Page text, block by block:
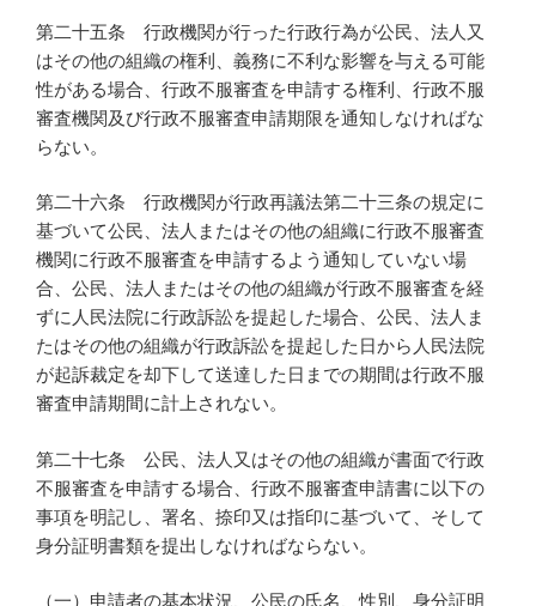
第二十五条 行政機関が行った行政行為が公民、法人又
はその他の組織の権利、義務に不利な影響を与える可能
性がある場合、行政不服審査を申請する権利、行政不服
審査機関及び行政不服審査申請期限を通知しなければな
らない。
第二十六条 行政機関が行政再議法第二十三条の規定に
基づいて公民、法人またはその他の組織に行政不服審査
機関に行政不服審査を申請するよう通知していない場
合、公民、法人またはその他の組織が行政不服審査を経
ずに人民法院に行政訴訟を提起した場合、公民、法人ま
たはその他の組織が行政訴訟を提起した日から人民法院
が起訴裁定を却下して送達した日までの期間は行政不服
審査申請期間に計上されない。
第二十七条 公民、法人又はその他の組織が書面で行政
不服審査を申請する場合、行政不服審査申請書に以下の
事項を明記し、署名、捺印又は指印に基づいて、そして
身分証明書類を提出しなければならない。
（一）申請者の基本状況、公民の氏名、性別、身分証明